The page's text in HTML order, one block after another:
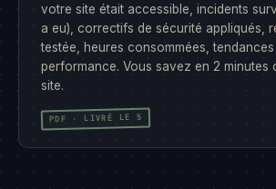
votre site était accessible, incidents
a eu), correctifs de sécurité appliqués,
testée, heures consommées, tendances
performance. Vous savez en 2 minutes
site.
PDF · LIVRÉ LE 5